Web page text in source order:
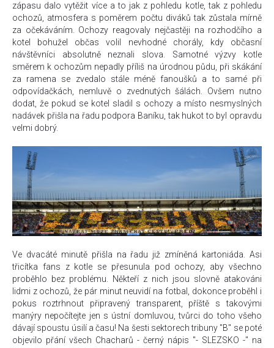
zápasu dalo vytěžit více a to jak z pohledu kotle, tak z pohledu
ochozů, atmosfera s poměrem počtu diváků tak zůstala mírně
za očekáváním. Ochozy reagovaly nejčastěji na rozhodčího a
kotel bohužel občas volil nevhodné chorály, kdy občasní
návštěvníci absolutně neznali slova. Samotné výzvy kotle
směrem k ochozům nepadly příliš na úrodnou půdu, při skákání
za ramena se zvedalo stále méně fanoušků a to samé při
odpovídačkách, nemluvě o zvednutých šálách. Ovšem nutno
dodat, že pokud se kotel sladil s ochozy a místo nesmyslných
nadávek přišla na řadu podpora Baníku, tak hukot to byl opravdu
velmi dobrý.
Ve dvacáté minutě přišla na řadu již zmíněná kartoniáda. Asi
třicítka fans z kotle se přesunula pod ochozy, aby všechno
proběhlo bez problému. Někteří z nich jsou slovně atakováni
lidmi z ochozů, že pár minut neuvidí na fotbal, dokonce proběhl i
pokus roztrhnout připravený transparent, příště s takovými
manýry nepočítejte jen s ústní domluvou, tvůrci do toho všeho
dávají spoustu úsilí a času! Na šesti sektorech tribuny "B" se poté
objevilo přání všech Chacharů - černý nápis "- SLEZSKO -" na